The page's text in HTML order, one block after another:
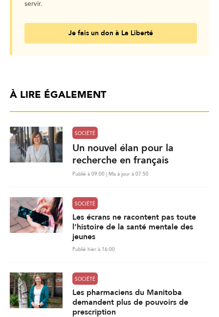
servir.
Je fais un don à La Liberté
À LIRE ÉGALEMENT
SOCIÉTÉ
Un nouvel élan pour la
recherche en français
Publié à 09:00 | Mis à jour à 07:50
SOCIÉTÉ
Les écrans ne racontent pas toute
l’histoire de la santé mentale des
jeunes
Publié hier à 16:00
SOCIÉTÉ
Les pharmaciens du Manitoba
demandent plus de pouvoirs de
prescription